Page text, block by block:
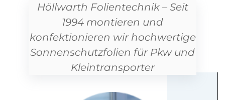
Höllwarth Folientechnik – Seit
1994 montieren und
konfektionieren wir hochwertige
Sonnenschutzfolien für Pkw und
Kleintransporter